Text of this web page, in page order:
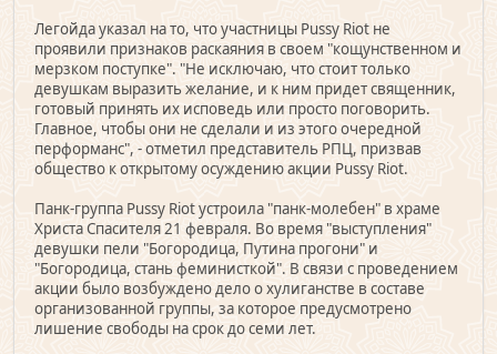
Легойда указал на то, что участницы Pussy Riot не
проявили признаков раскаяния в своем "кощунственном и
мерзком поступке". "Не исключаю, что стоит только
девушкам выразить желание, и к ним придет священник,
готовый принять их исповедь или просто поговорить.
Главное, чтобы они не сделали и из этого очередной
перформанс", - отметил представитель РПЦ, призвав
общество к открытому осуждению акции Pussy Riot.
Панк-группа Pussy Riot устроила "панк-молебен" в храме
Христа Спасителя 21 февраля. Во время "выступления"
девушки пели "Богородица, Путина прогони" и
"Богородица, стань феминисткой". В связи с проведением
акции было возбуждено дело о хулиганстве в составе
организованной группы, за которое предусмотрено
лишение свободы на срок до семи лет.